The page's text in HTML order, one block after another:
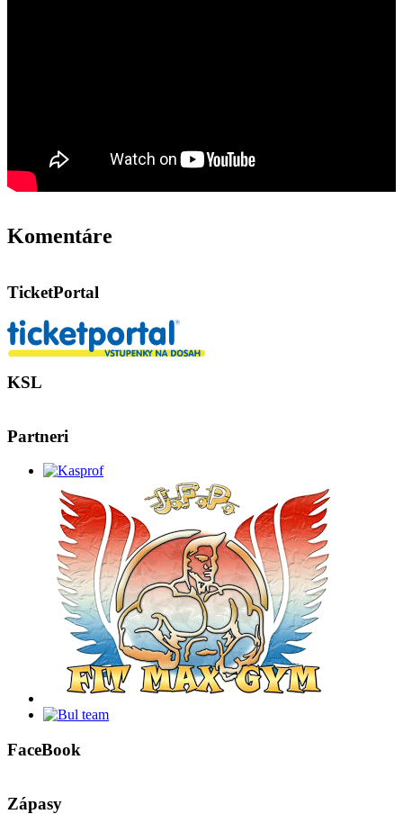
Komentáre
TicketPortal
KSL
Partneri
FaceBook
Zápasy